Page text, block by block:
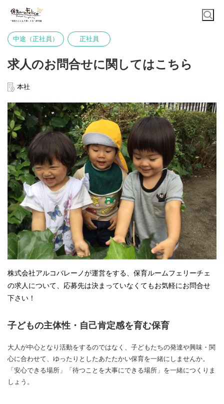
中途（正社員） 正社員
求人のお問合せに関してはこちら
本社
株式会社アルコバレーノが運営をする、保育ルームフェリーチェ
の求人について、応募先は決まっていなくてもお気軽にお問合せ
下さい！
子どもの主体性・自己肯定感を育む保育
大人が中心となり活動をするのではなく、子どもたちの発達や興味・関
心に合わせて、ゆったりとしたあたたかい保育を一緒にしませんか。
「安心できる場所」「待つことを大事にできる場所」を一緒につくりま
しょう。